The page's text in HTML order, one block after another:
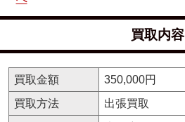
買取内容
買取金額
350,000円
買取方法
出張買取